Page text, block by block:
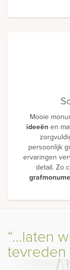
Mooie
ideeënen
persoonlijk
ervaringen
detail. Zo
“…laten
tevreden